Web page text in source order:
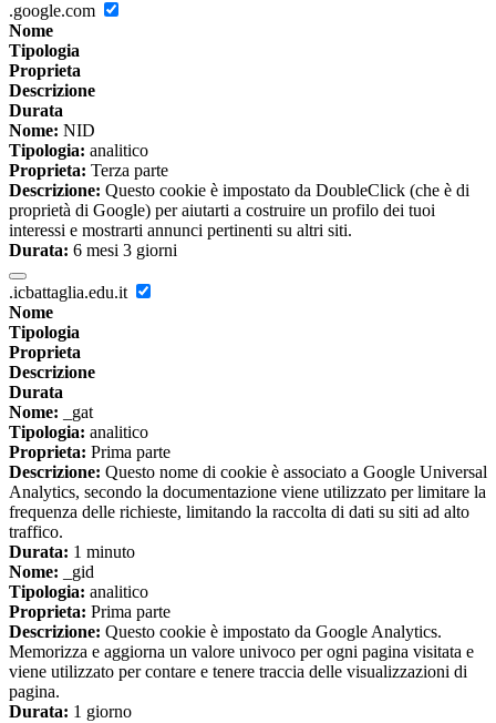
.google.com
Nome
Tipologia
Proprieta
Descrizione
Durata
Nome: NID
Tipologia: analitico
Proprieta: Terza parte
Descrizione: Questo cookie è impostato da DoubleClick (che è di
proprietà di Google) per aiutarti a costruire un profilo dei tuoi
interessi e mostrarti annunci pertinenti su altri siti.
Durata: 6 mesi 3 giorni
.icbattaglia.edu.it
Nome
Tipologia
Proprieta
Descrizione
Durata
Nome: _gat
Tipologia: analitico
Proprieta: Prima parte
Descrizione: Questo nome di cookie è associato a Google Universal
Analytics, secondo la documentazione viene utilizzato per limitare la
frequenza delle richieste, limitando la raccolta di dati su siti ad alto
traffico.
Durata: 1 minuto
Nome: _gid
Tipologia: analitico
Proprieta: Prima parte
Descrizione: Questo cookie è impostato da Google Analytics.
Memorizza e aggiorna un valore univoco per ogni pagina visitata e
viene utilizzato per contare e tenere traccia delle visualizzazioni di
pagina.
Durata: 1 giorno